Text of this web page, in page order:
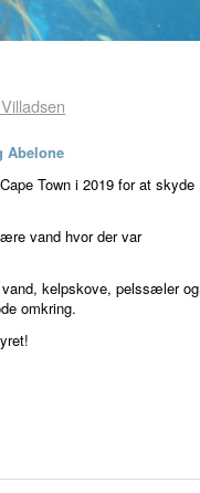
Abelone
Town i 2019 for at skyde
vand hvor der var
kelpskove, pelssæler og
omkring.